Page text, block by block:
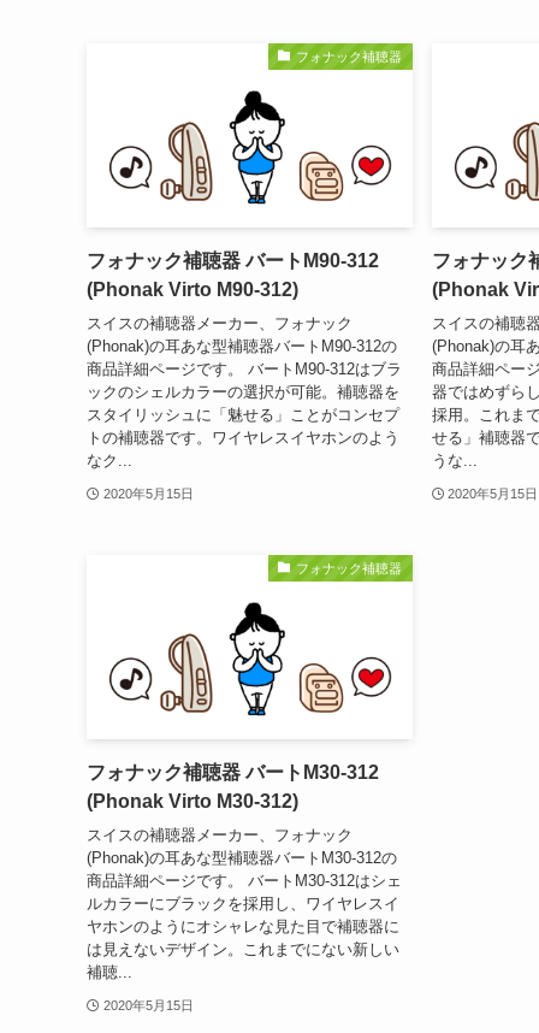
フォナック補聴器
フォナック補聴器 バートM90-312
(Phonak Virto M90-312)
スイスの補聴器メーカー、フォナック
(Phonak)の耳あな型補聴器バートM90-312の
商品詳細ページです。 バートM90-312はブラ
ックのシェルカラーの選択が可能。補聴器を
スタイリッシュに「魅せる」ことがコンセプ
トの補聴器です。ワイヤレスイヤホンのよう
なク...
2020年5月15日
フォナック
(Phonak
スイスの補聴
(Phonak)の耳
商品詳細ペー
器ではめずら
採用。これま
せる」補聴器
うな...
2020年5月15日
フォナック補聴器
フォナック補聴器 バートM30-312
(Phonak Virto M30-312)
スイスの補聴器メーカー、フォナック
(Phonak)の耳あな型補聴器バートM30-312の
商品詳細ページです。 バートM30-312はシェ
ルカラーにブラックを採用し、ワイヤレスイ
ヤホンのようにオシャレな見た目で補聴器に
は見えないデザイン。これまでにない新しい
補聴...
2020年5月15日